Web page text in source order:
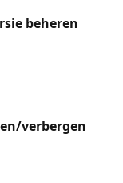
beheren
verbergen